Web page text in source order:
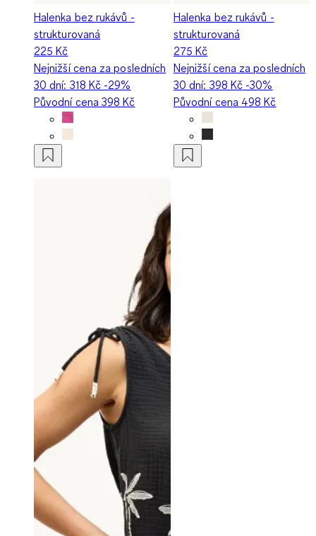
Halenka bez rukávů -
strukturovaná
225 Kč
Nejnižší cena za posledních
30 dní: 318 Kč -29%
Původní cena398 Kč
Halenka bez rukávů -
strukturovaná
275 Kč
Nejnižší cena za posledních
30 dní: 398 Kč -30%
Původní cena 498 Kč